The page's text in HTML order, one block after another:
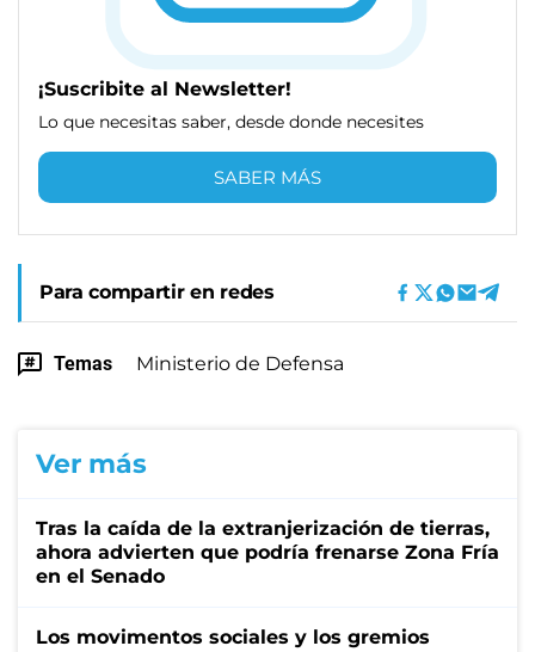
¡Suscribite al Newsletter!
Lo que necesitas saber, desde donde necesites
SABER MÁS
Para compartir en redes
Temas Ministerio de Defensa
Ver más
Tras la caída de la extranjerización de tierras,
ahora advierten que podría frenarse Zona Fría
en el Senado
Los movimentos sociales y los gremios